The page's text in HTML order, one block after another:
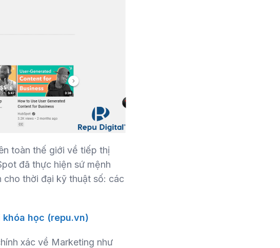
toàn thế giới về tiếp thị
đã thực hiện sứ mệnh
thời đại kỹ thuật số: các
học (repu.vn)
xác về Marketing như